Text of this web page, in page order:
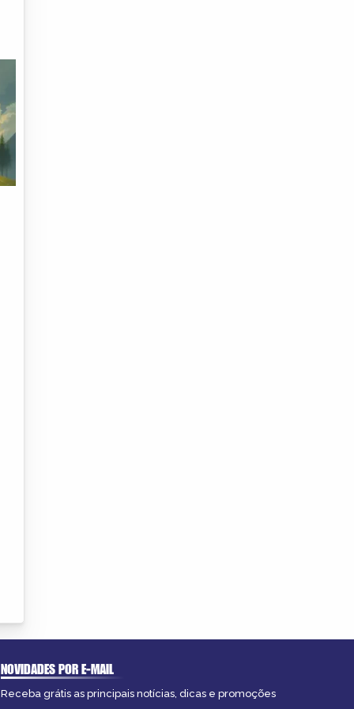
NOVIDADES POR E-MAIL
Receba grátis as principais notícias, dicas e promoções